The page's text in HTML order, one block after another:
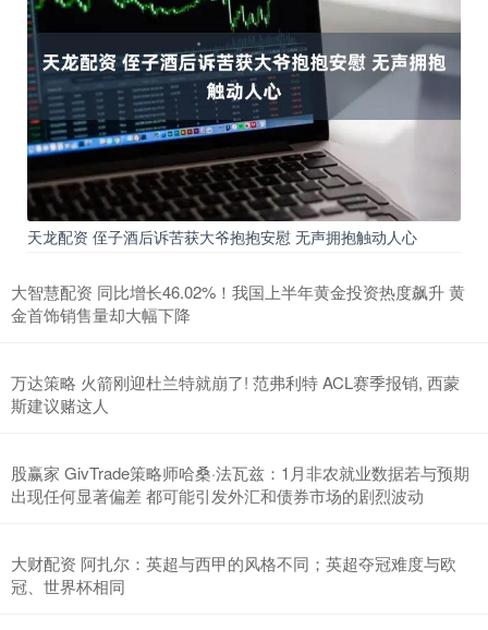
天龙配资 侄子酒后诉苦获大爷抱抱安慰 无声拥抱触动人心
大智慧配资 同比增长46.02%！我国上半年黄金投资热度飙升 黄
金首饰销售量却大幅下降
万达策略 火箭刚迎杜兰特就崩了! 范弗利特 ACL赛季报销, 西蒙
斯建议赌这人
股赢家 GivTrade策略师哈桑·法瓦兹：1月非农就业数据若与预期
出现任何显著偏差 都可能引发外汇和债券市场的剧烈波动
大财配资 阿扎尔：英超与西甲的风格不同；英超夺冠难度与欧
冠、世界杯相同